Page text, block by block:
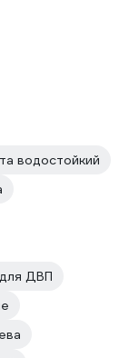
водостойкий
ДВП